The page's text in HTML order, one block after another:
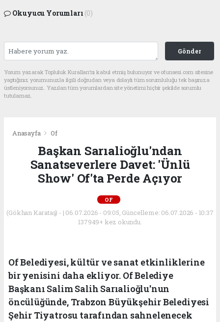
Okuyucu Yorumları (0)
Gönder
Yorum yazarak Topluluk Kuralları’nı kabul etmiş bulunuyor ve ofunsesi.com sitesine
yaptığınız yorumunuzla ilgili doğrudan veya dolaylı tüm sorumluluğu tek başınıza
üstleniyorsunuz. Yazılan tüm yorumlardan site yönetimi hiçbir şekilde sorumlu
tutulamaz.
Anasayfa Of
Başkan Sarıalioğlu'ndan
Sanatseverlere Davet: 'Ünlü
Show' Of'ta Perde Açıyor
OF
(Gökhan Karataş) - | 06.07.2026 - 09:05, Güncelleme: 06.07.2026 - 10:37
137949+ kez okundu.
Of Belediyesi, kültür ve sanat etkinliklerine
bir yenisini daha ekliyor. Of Belediye
Başkanı Salim Salih Sarıalioğlu'nun
öncülüğünde, Trabzon Büyükşehir Belediyesi
Şehir Tiyatrosu tarafından sahnelenecek